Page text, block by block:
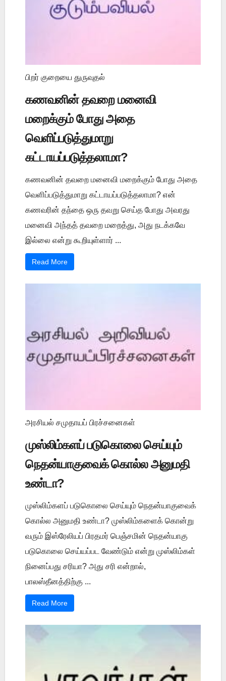
பிறர் குறையை துருவுதல்
கணவனின் தவறை மனைவி
மறைக்கும் போது அதை
வெளிப்படுத்துமாறு
கட்டாயப்படுத்தலாமா?
கணவனின் தவறை மனைவி மறைக்கும் போது அதை
வெளிப்படுத்துமாறு கட்டாயப்படுத்தலாமா? என்
கணவரின் தந்தை ஒரு தவறு செய்த போது அவரது
மனைவி அந்தத் தவறை மறைத்து, அது நடக்கவே
இல்லை என்று கூறியுள்ளார் ...
Read More
அரசியல் சமுதாயப் பிரச்சனைகள்
முஸ்லிம்களப் படுகொலை செய்யும்
நெதன்யாகுவைக் கொல்ல அனுமதி
உண்டா?
முஸ்லிம்களப் படுகொலை செய்யும் நெதன்யாகுவைக்
கொல்ல அனுமதி உண்டா? முஸ்லிம்களைக் கொன்று
வரும் இஸ்ரேலியப் பிரதமர் பெஞ்சமின் நெதன்யாகு
படுகொலை செய்யப்பட வேண்டும் என்று முஸ்லிம்கள்
நினைப்பது சரியா? அது சரி என்றால்,
பாலஸ்தீனத்திற்கு ...
Read More